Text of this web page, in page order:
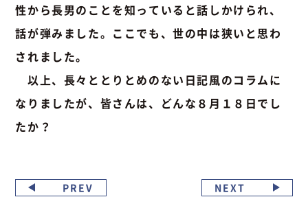
性から長男のことを知っていると話しかけられ、
話が弾みました。ここでも、世の中は狭いと思わ
されました。
以上、長々ととりとめのない日記風のコラムに
なりましたが、皆さんは、どんな８月１８日でし
たか？
PREV NEXT